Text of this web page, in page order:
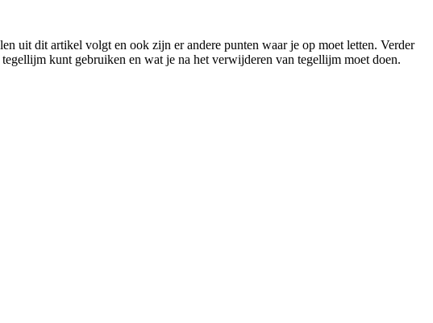
uit dit artikel volgt en ook zijn er andere punten waar je op moet letten. Verder
kunt gebruiken en wat je na het verwijderen van tegellijm moet doen.